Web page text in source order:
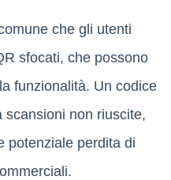
che gli utenti
sfocati, che possono
funzionalità. Un codice
scansioni non riuscite,
potenziale perdita di